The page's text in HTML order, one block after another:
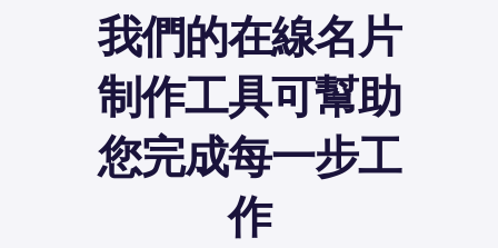
我們的在線名片
制作工具可幫助
您完成每一步工
作